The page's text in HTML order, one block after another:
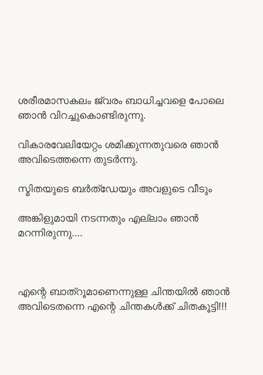
ശരീരമാസകലം ജ്വരം ബാധിച്ചവളെ പോലെ
ഞാൻ വിറച്ചുകൊണ്ടിരുന്നു.
വികാരവേലിയേറ്റം ശമിക്കുന്നതുവരെ ഞാൻ
അവിടെത്തന്നെ തുടർന്നു.
സ്മിതയുടെ ബർത്ഡേയും അവളുടെ വീടും
അങ്കിളുമായി നടന്നതും എല്ലാം ഞാൻ
മറന്നിരുന്നു….
എന്റെ ബാത്റൂമാണെന്നുള്ള ചിന്തയിൽ ഞാൻ
അവിടെതന്നെ എന്റെ ചിന്തകൾക്ക് ചിതകൂട്ടി!!!